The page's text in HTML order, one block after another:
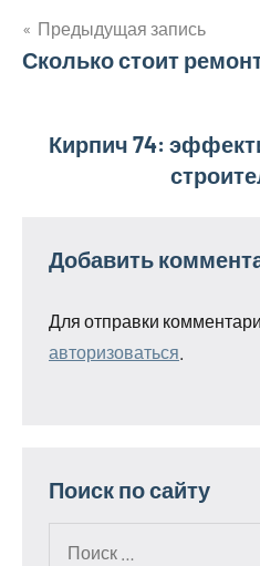
Навигация
записям
Предыдущая запись
Сколько стоит
Кирпич 74:
Добавить
Для отправки
авторизоваться
Поиск по сайту